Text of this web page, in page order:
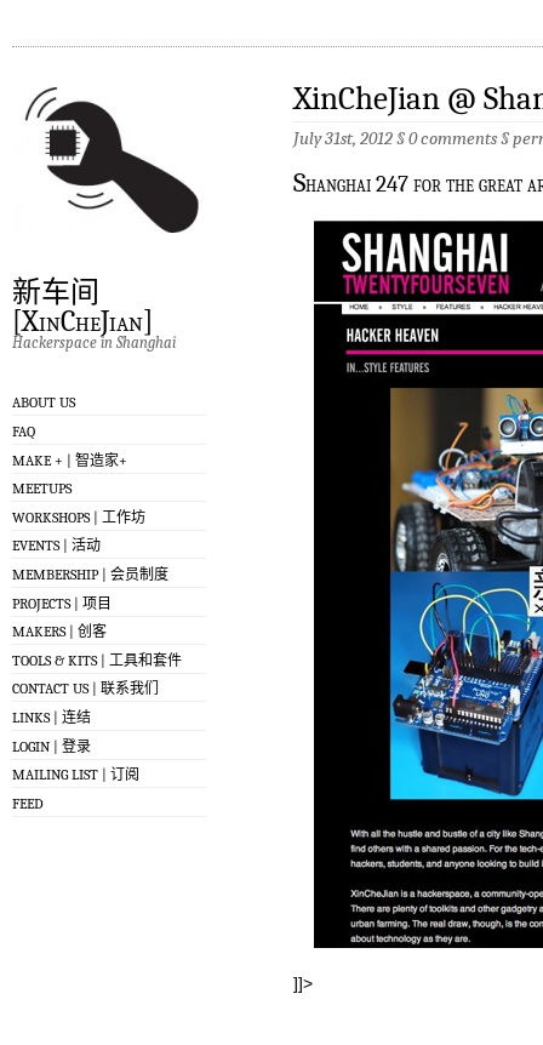
新车间
[XinCheJian]
Hackerspace in Shanghai
ABOUT US
FAQ
MAKE + | 智造家+
MEETUPS
WORKSHOPS | 工作坊
EVENTS | 活动
MEMBERSHIP | 会员制度
PROJECTS | 项目
MAKERS | 创客
TOOLS & KITS | 工具和套件
CONTACT US | 联系我们
LINKS | 连结
LOGIN | 登录
MAILING LIST | 订阅
FEED
XinCheJian @
July 31st, 2012 §0 comments§
Shanghai 247 for the great
]]>